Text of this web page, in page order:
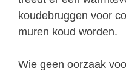
koudebruggen voor
muren koud worden.
Wie geen oorzaak